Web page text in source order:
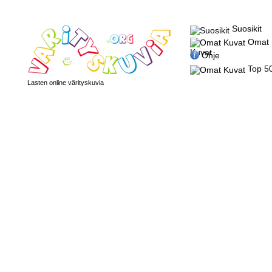
Lasten online värityskuvia
Suosikit
Omat
KuvatOhje
Top